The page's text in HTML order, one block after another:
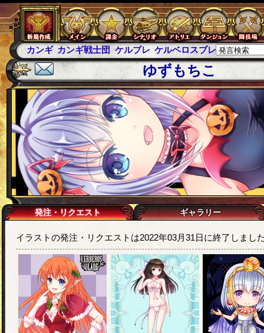
カンギ カンギ戦士団 ケルブレ ケルベロスブレイド スパ
ゆずもちこ
発注・リクエスト ギャラリー
イラストの発注・リクエストは2022年03月31日に終了しまし